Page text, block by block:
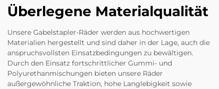
Überlegene Materialqualität
Unsere Gabelstapler-Räder werden aus hochwertigen
Materialien hergestellt und sind daher in der Lage, auch die
anspruchsvollsten Einsatzbedingungen zu bewältigen.
Durch den Einsatz fortschrittlicher Gummi- und
Polyurethanmischungen bieten unsere Räder
außergewöhnliche Traktion, hohe Langlebigkeit sowie